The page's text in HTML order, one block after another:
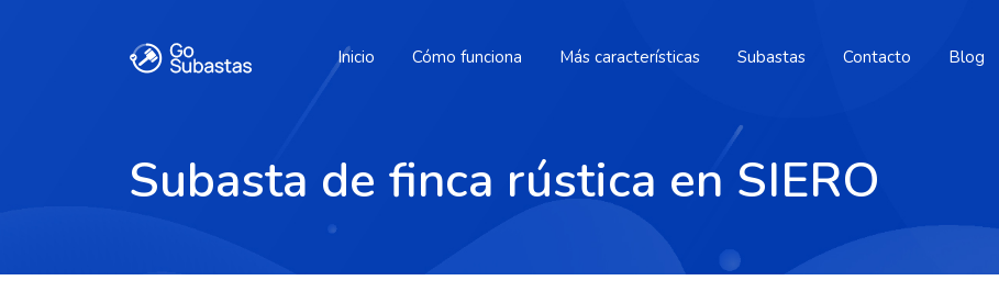
Inicio Cómo funciona Más características Subastas Contacto Blog
Subasta de finca rústica en SIERO